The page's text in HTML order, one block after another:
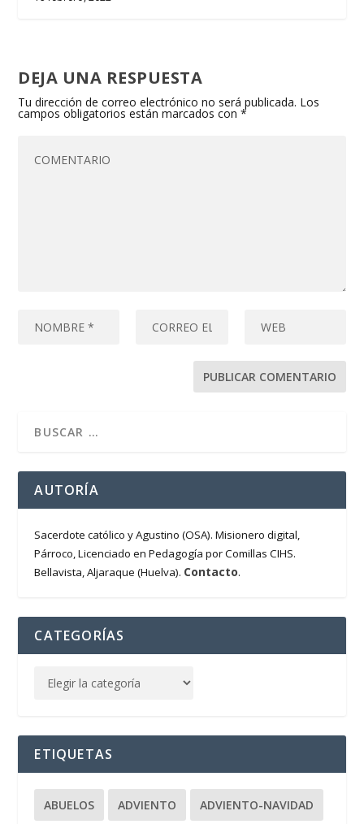
DEJA UNA RESPUESTA
Tu dirección de correo electrónico no será publicada. Los
campos obligatorios están marcados con*
AUTORÍA
Sacerdote católico y Agustino (OSA). Misionero digital,
Párroco, Licenciado en Pedagogía por Comillas CIHS.
Bellavista, Aljaraque (Huelva). Contacto.
CATEGORÍAS
ETIQUETAS
ABUELOS ADVIENTO ADVIENTO-NAVIDAD